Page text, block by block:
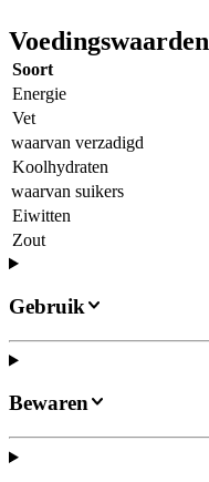
Voedingswaarden
Soort
Energie
Vet
waarvan verzadigd
Koolhydraten
waarvan suikers
Eiwitten
Zout
Gebruik
Bewaren